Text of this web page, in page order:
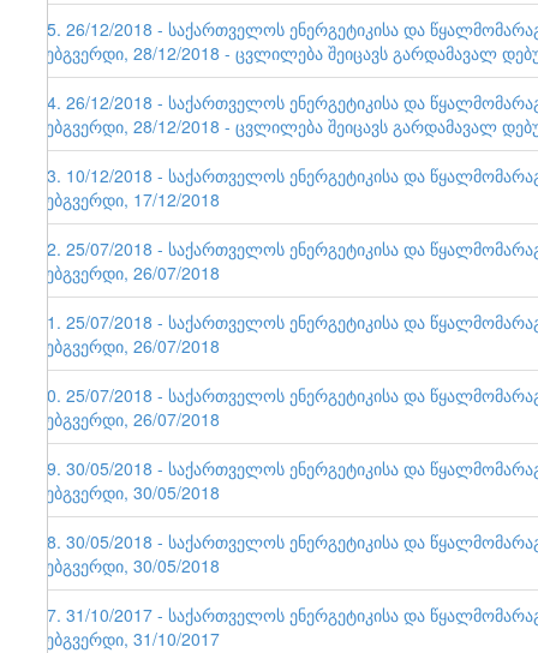
95. 26/12/2018 - საქართველოს ენერგეტიკისა და
ვებგვერდი, 28/12/2018 - ცვლილება შეიცავს გარდამავალ
94. 26/12/2018 - საქართველოს ენერგეტიკისა და
ვებგვერდი, 28/12/2018 - ცვლილება შეიცავს გარდამავალ
93. 10/12/2018 - საქართველოს ენერგეტიკისა და
ვებგვერდი, 17/12/2018
92. 25/07/2018 - საქართველოს ენერგეტიკისა და
ვებგვერდი, 26/07/2018
91. 25/07/2018 - საქართველოს ენერგეტიკისა და
ვებგვერდი, 26/07/2018
90. 25/07/2018 - საქართველოს ენერგეტიკისა და
ვებგვერდი, 26/07/2018
89. 30/05/2018 - საქართველოს ენერგეტიკისა და
ვებგვერდი, 30/05/2018
88. 30/05/2018 - საქართველოს ენერგეტიკისა და
ვებგვერდი, 30/05/2018
87. 31/10/2017 - საქართველოს ენერგეტიკისა და
ვებგვერდი, 31/10/2017